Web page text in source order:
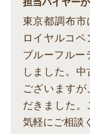
担当バイヤー
東京都調布市
ロイヤルコ
ブルーフルー
しました。
ございます
だきました。
気軽にご相談